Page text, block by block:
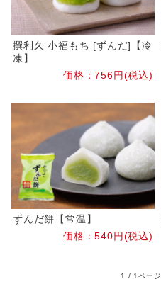
撰利久 小福もち [ずんだ]【冷
凍】
価格：756円(税込)
ずんだ餅【常温】
価格：540円(税込)
1 / 1ページ